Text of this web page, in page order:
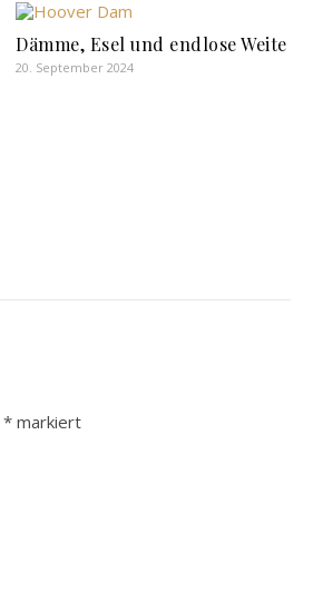
Dämme, Esel und endlose Weite
20. September 2024
* markiert